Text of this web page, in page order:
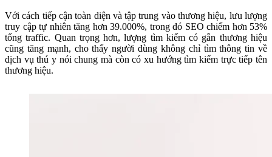
Với cách tiếp cận toàn diện và tập trung vào thương hiệu, lưu lượng
truy cập tự nhiên tăng hơn 39.000%, trong đó SEO chiếm hơn 53%
tổng traffic. Quan trọng hơn, lượng tìm kiếm có gắn thương hiệu
cũng tăng mạnh, cho thấy người dùng không chỉ tìm thông tin về
dịch vụ thú y nói chung mà còn có xu hướng tìm kiếm trực tiếp tên
thương hiệu.